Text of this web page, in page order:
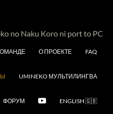
no Naku Koro ni port to PC
О ПРОЕКТЕ FAQ
UMINEKO МУЛЬТИЛИНГВА
ФОРУМ ENGLISH 🇬🇧